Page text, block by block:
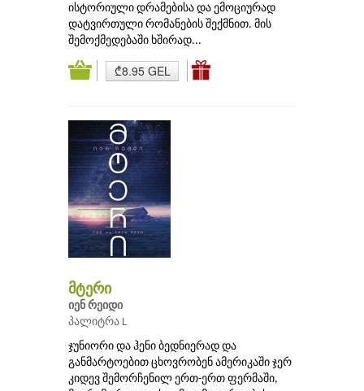
ისტორიული დრამებისა და ემოციურად
დატვირთული რომანების შექმნით. მის
შემოქმედებაში ხშირად...
₾8.95 GEL
მტერი
იენ რეიდი
პალიტრა L
ჯუნიორი და ჰენი ბედნიერად და
განმარტოებით ცხოვრობენ ამერიკაში ჯერ
კიდევ შემორჩენილ ერთ-ერთ ფერმაში,